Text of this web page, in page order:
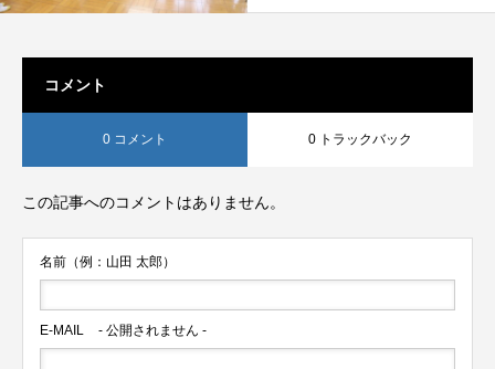
コメント
0 コメント 0 トラックバック
この記事へのコメントはありません。
名前（例：山田 太郎）
E-MAIL - 公開されません -